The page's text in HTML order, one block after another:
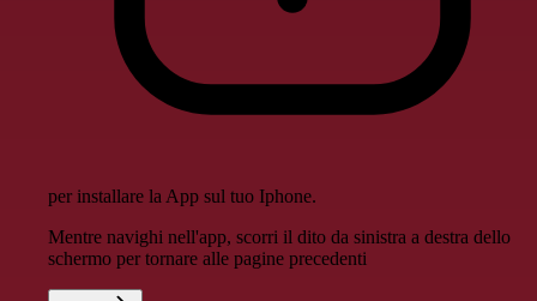
per installare la App sul tuo Iphone.
Mentre navighi nell'app, scorri il dito da sinistra a destra dello
schermo per tornare alle pagine precedenti